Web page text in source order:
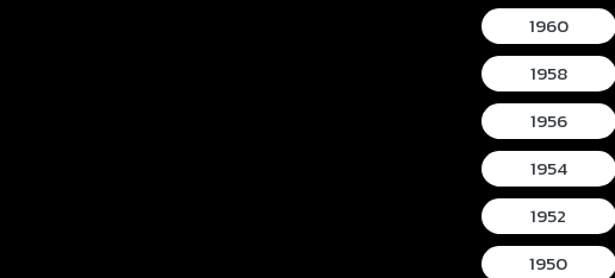
1960
1958
1956
1954
1952
1950